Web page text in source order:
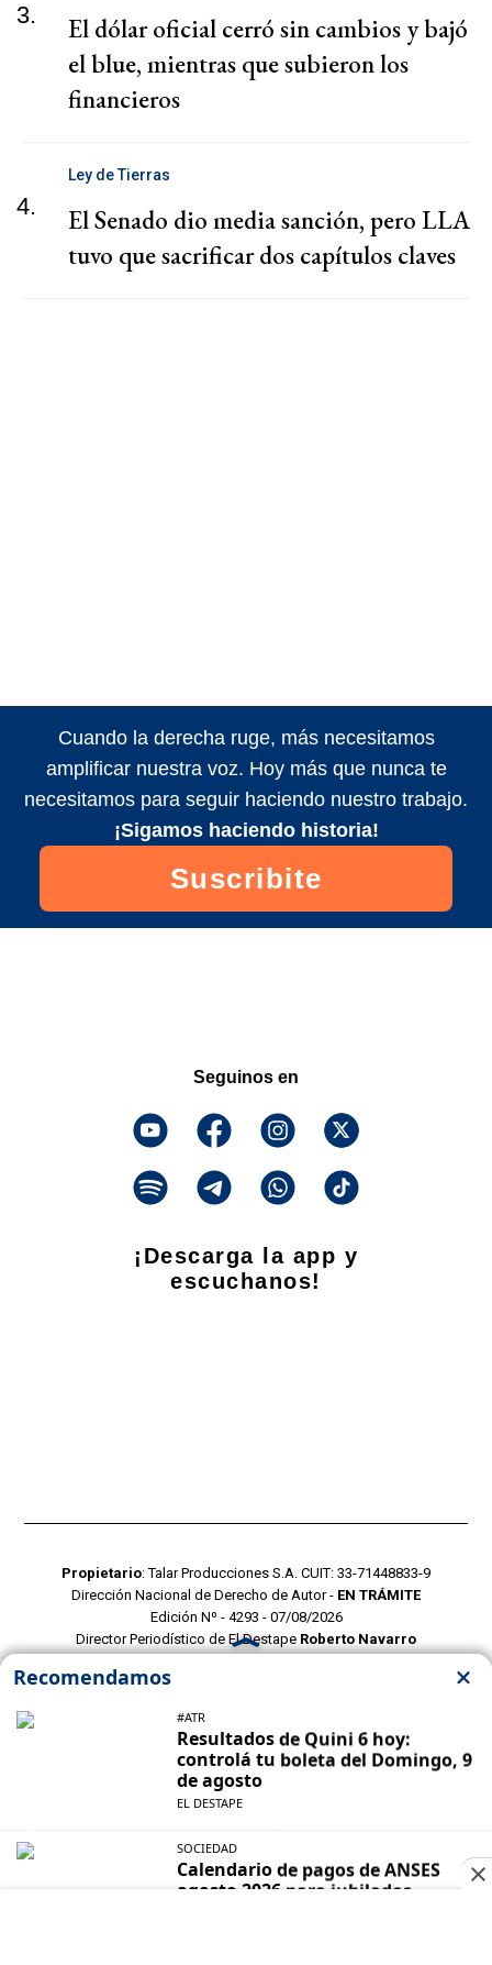
3.
El dólar oficial cerró sin cambios y bajó
el blue, mientras que subieron los
financieros
4.
Ley de Tierras
El Senado dio media sanción, pero LLA
tuvo que sacrificar dos capítulos claves
Cuando la derecha ruge, más necesitamos
amplificar nuestra voz. Hoy más que nunca te
necesitamos para seguir haciendo nuestro trabajo.
¡Sigamos haciendo historia!
Suscribite
Seguinos en
¡Descarga la app y
escuchanos!
Propietario: Talar Producciones S.A. CUIT: 33-71448833-9
Dirección Nacional de Derecho de Autor - EN TRÁMITE
Edición Nº - 4293 - 07/08/2026
Director Periodístico de El Destape Roberto Navarro
POLITICAS DE PRIVACIDAD
CONTACTO COMERCIAL
CONTACTO EDITORIAL
Mustang Cloud- CMS para portales de noticias